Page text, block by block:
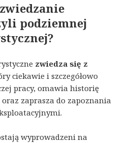
podziemnej
zwiedza się z
ciekawie i szczegółowo
pracy, omawia historię
zaprasza do zapoznania
wyprowadzeni na